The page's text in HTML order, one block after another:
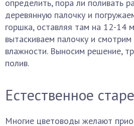
определить, пора ли поливать
деревянную палочку и
горшка, оставляя там на 12-14
вытаскиваем палочку и смотрим
влажности. Выносим решение,
полив.
Естественное
Многие цветоводы желают